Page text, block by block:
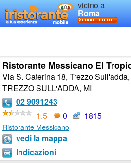
vicino a
Roma
Ristorante Messicano El
Via S. Caterina 18, Trezzo
TREZZO SULL'ADDA, MI
02 9091243
1.5
0 1815
Ristorante Messicano
vedi la mappa
Indicazioni